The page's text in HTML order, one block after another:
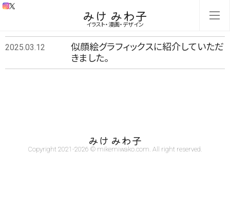
みけ みわ子
イラスト・漫画・デザイン
2025.03.12
似顔絵グラフィックスに紹介していただ
きました。
みけ みわ子
Copyright 2021-2026 © mikemiwako.com. All right reserved.